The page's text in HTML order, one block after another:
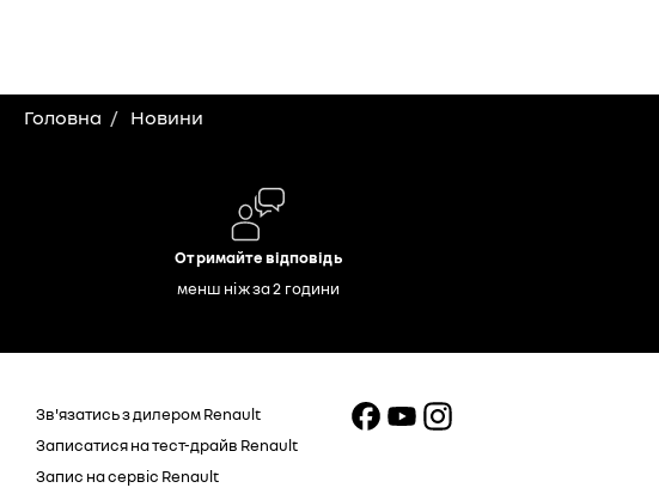
Головна Новини
Отримайте відповідь
менш ніж за 2 години
Зв'язатись з дилером Renault
Записатися на тест-драйв Renault
Запис на сервіс Renault